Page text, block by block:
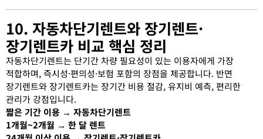
10. 자동차단기렌트와 장기렌트·
장기렌트카 비교 핵심 정리
자동차단기렌트는 단기간 차량 필요성이 있는 이용자에게 가장
적합하며, 즉시성·편의성·보험 포함의 장점을 제공합니다. 반면
장기렌트와 장기렌트카는 장기간 비용 절감, 유지비 예측, 편리한
관리가 강점입니다.
짧은 기간 이용 → 자동차단기렌트
1개월~2개월 → 한 달 렌트